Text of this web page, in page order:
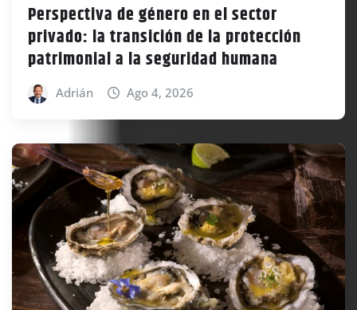
Perspectiva de género en el sector
privado: la transición de la protección
patrimonial a la seguridad humana
Adrián Ago 4, 2026